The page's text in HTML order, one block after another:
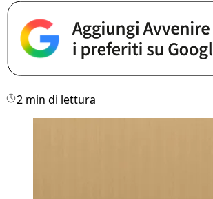
2 min di lettura